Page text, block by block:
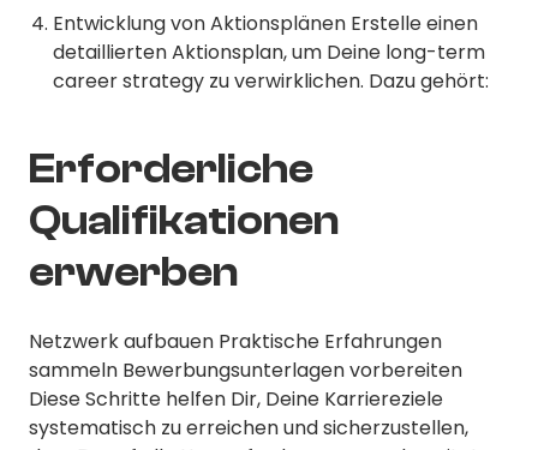
Entwicklung von Aktionsplänen Erstelle einen
detaillierten Aktionsplan, um Deine long-term
career strategy zu verwirklichen. Dazu gehört:
Erforderliche
Qualifikationen
erwerben
Netzwerk aufbauen Praktische Erfahrungen
sammeln Bewerbungsunterlagen vorbereiten
Diese Schritte helfen Dir, Deine Karriereziele
systematisch zu erreichen und sicherzustellen,